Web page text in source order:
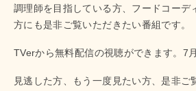
調理師を目指している方、フードコーデ
方にも是非ご覧いただきたい番組です。
TVerから無料配信の視聴ができます。7
見逃した方、もう一度見たい方、是非ご